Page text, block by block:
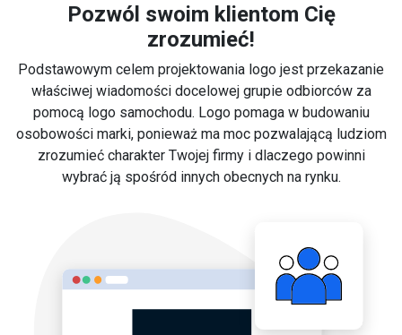
Pozwól swoim klientom Cię
zrozumieć!
Podstawowym celem projektowania logo jest przekazanie
właściwej wiadomości docelowej grupie odbiorców za
pomocą logo samochodu. Logo pomaga w budowaniu
osobowości marki, ponieważ ma moc pozwalającą ludziom
zrozumieć charakter Twojej firmy i dlaczego powinni
wybrać ją spośród innych obecnych na rynku.